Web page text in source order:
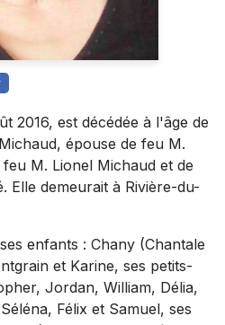
2016, est décédée à l'âge de
épouse de feu M.
M. Lionel Michaud et de
Elle demeurait à Rivière-du-
enfants : Chany (Chantale
et Karine, ses petits-
Jordan, William, Délia,
Félix et Samuel, ses